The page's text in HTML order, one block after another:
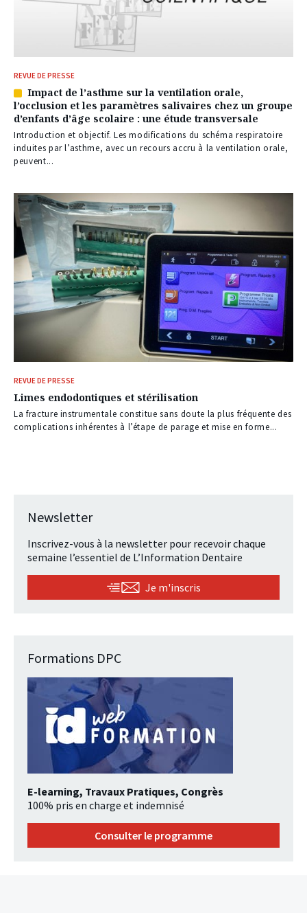
REVUE DE PRESSE
Article
réservé
à
nos
abonnés
Impact de l’asthme sur la ventilation orale,
l’occlusion et les paramètres salivaires chez un groupe
d’enfants d’âge scolaire : une étude transversale
Introduction et objectif. Les modifications du schéma respiratoire
induites par l’asthme, avec un recours accru à la ventilation orale,
peuvent...
REVUE DE PRESSE
Limes endodontiques et stérilisation
La fracture instrumentale constitue sans doute la plus fréquente des
complications inhérentes à l’étape de parage et mise en forme...
Newsletter
Inscrivez-vous à la newsletter pour recevoir chaque
semaine l’essentiel de L’Information Dentaire
Je m'inscris
Formations DPC
E-learning, Travaux Pratiques, Congrès
100% pris en charge et indemnisé
Consulter le programme